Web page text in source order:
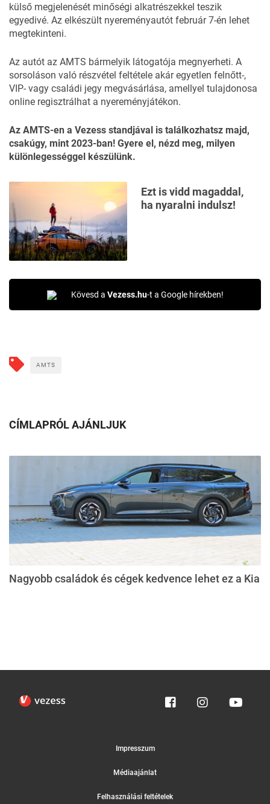
külső megjelenését minőségi alkatrészekkel teszik
egyedivé. Az elkészült nyereményautót február 7-én lehet
megtekinteni.
Az autót az AMTS bármelyik látogatója megnyerheti. A
sorsoláson való részvétel feltétele akár egyetlen felnőtt-,
VIP- vagy családi jegy megvásárlása, amellyel tulajdonosa
online regisztrálhat a nyereményjátékon.
Az AMTS-en a Vezess standjával is találkozhatsz majd,
csakúgy, mint 2023-ban! Gyere el, nézd meg, milyen
különlegességgel készülünk.
Ezt is vidd magaddal,
ha nyaralni indulsz!
Kövesd a Vezess.hu-t a Google hírekben!
AMTS
CÍMLAPRÓL AJÁNLJUK
Nagyobb családok és cégek kedvence lehet ez a Kia
Impresszum
Médiaajánlat
Felhasználási feltételek